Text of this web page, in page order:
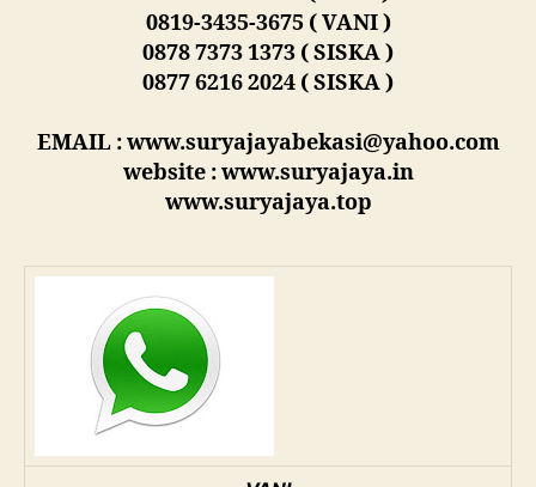
0819-3435-3675 ( VANI )
0878 7373 1373 ( SISKA )
0877 6216 2024 ( SISKA )
EMAIL : www.suryajayabekasi@yahoo.com
website : www.suryajaya.in
www.suryajaya.top